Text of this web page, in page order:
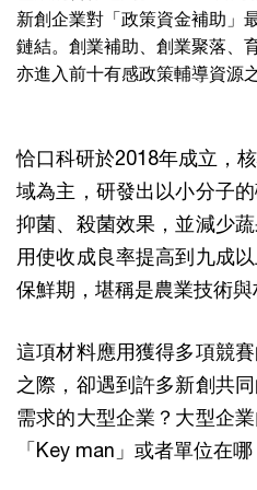
新創企業對「政策資金補助」
鏈結。創業補助、創業聚落、
亦進入前十有感政策輔導資源之
恰口科研於2018年成立，
域為主，研發出以小分子
抑菌、殺菌效果，並減少
用使收成良率提高到九成
保鮮期，堪稱是農業技術
這項材料應用獲得多項競
之際，卻遇到許多新創共
需求的大型企業？大型企
「Key man」或者單位在哪